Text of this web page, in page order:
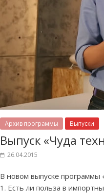
Архив программы Выпуски
Выпуск «Чуда
26.04.2015
В новом выпуске
1. Есть ли польза в